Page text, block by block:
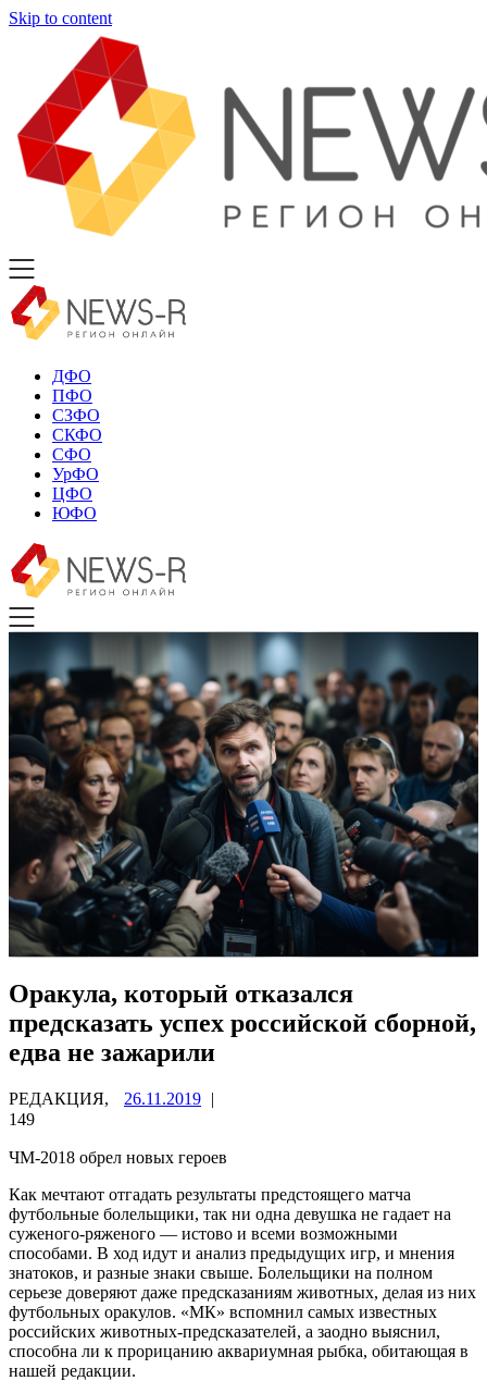
Skip to content
ДФО
ПФО
СЗФО
СКФО
СФО
УрФО
ЦФО
ЮФО
Оракула, который отказался
предсказать успех российской сборной,
едва не зажарили
РЕДАКЦИЯ, 26.11.2019 |
149
ЧМ-2018 обрел новых героев
Как мечтают отгадать результаты предстоящего матча
футбольные болельщики, так ни одна девушка не гадает на
суженого-ряженого — истово и всеми возможными
способами. В ход идут и анализ предыдущих игр, и мнения
знатоков, и разные знаки свыше. Болельщики на полном
серьезе доверяют даже предсказаниям животных, делая из них
футбольных оракулов. «МК» вспомнил самых известных
российских животных-предсказателей, а заодно выяснил,
способна ли к прорицанию аквариумная рыбка, обитающая в
нашей редакции.